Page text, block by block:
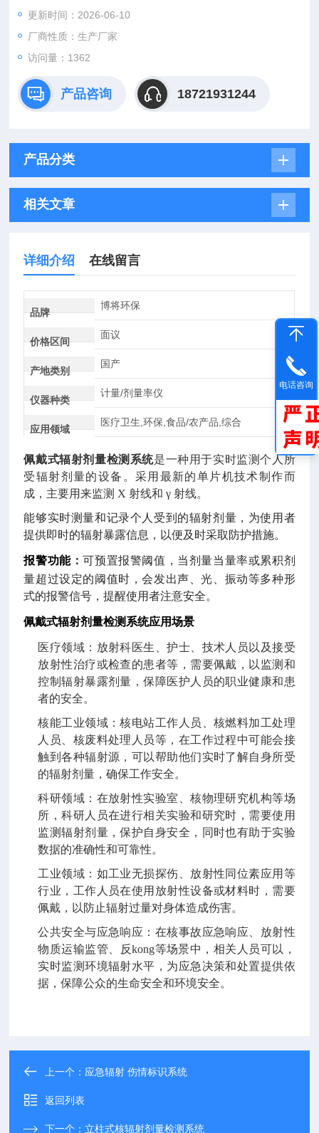
更新时间：2026-06-10
厂商性质：生产厂家
访问量：1362
产品咨询 18721931244
产品分类
相关文章
详细介绍 在线留言
品牌
博将环保
价格区间
面议
产地类别
国产
仪器种类
计量/剂量率仪
应用领域
医疗卫生,环保,食品/农产品,综合
佩戴式辐射剂量检测系统是一种用于实时监测个人所
受辐射剂量的设备。采用最新的单片机技术制作而
成，主要用来监测 X 射线和 γ 射线。
能够实时测量和记录个人受到的辐射剂量，为使用者
提供即时的辐射暴露信息，以便及时采取防护措施。
报警功能：可预置报警阈值，当剂量当量率或累积剂
量超过设定的阈值时，会发出声、光、振动等多种形
式的报警信号，提醒使用者注意安全。
佩戴式辐射剂量检测系统应用场景
医疗领域：放射科医生、护士、技术人员以及接受
放射性治疗或检查的患者等，需要佩戴，以监测和
控制辐射暴露剂量，保障医护人员的职业健康和患
者的安全。
核能工业领域：核电站工作人员、核燃料加工处理
人员、核废料处理人员等，在工作过程中可能会接
触到各种辐射源，可以帮助他们实时了解自身所受
的辐射剂量，确保工作安全。
科研领域：在放射性实验室、核物理研究机构等场
所，科研人员在进行相关实验和研究时，需要使用
监测辐射剂量，保护自身安全，同时也有助于实验
数据的准确性和可靠性。
工业领域：如工业无损探伤、放射性同位素应用等
行业，工作人员在使用放射性设备或材料时，需要
佩戴 ，以防止辐射过量对身体造成伤害。
公共安全与应急响应：在核事故应急响应、放射性
物质运输监管、反kong等场景中，相关人员可以，
实时监测环境辐射水平，为应急决策和处置提供依
据，保障公众的生命安全和环境安全。
上一个： 应急辐射 伤情标识系统
返回列表
下一个： 立柱式核辐射剂量检测系统
电话咨询